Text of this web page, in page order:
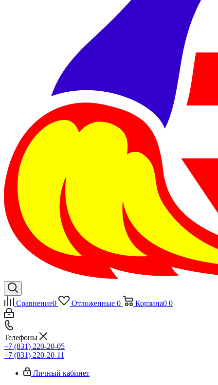
Сравнение0 Отложенные 0 Корзина0 0
Телефоны
+7 (831) 220-20-05
+7 (831) 220-20-11
Личный кабинет